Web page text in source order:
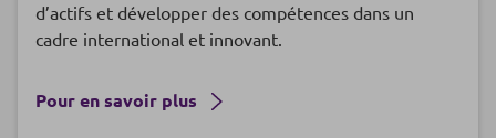
d’actifs et développer des compétences dans un
cadre international et innovant.
Pour en savoir plus